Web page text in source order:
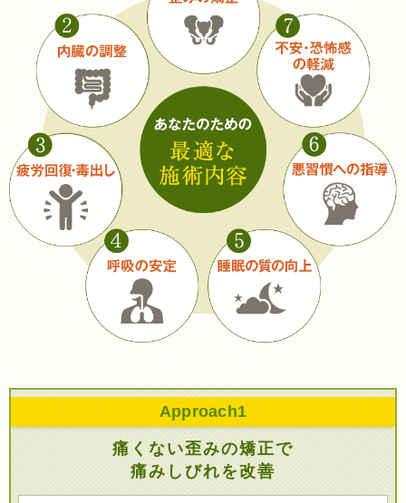
Approach1
痛くない歪みの矯正で
痛みしびれを改善